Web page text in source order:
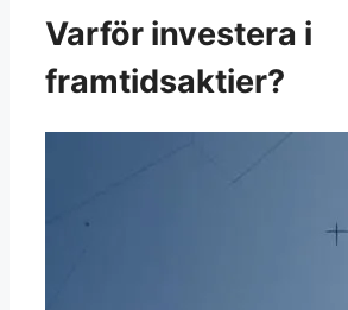
Varför investera i
framtidsaktier?